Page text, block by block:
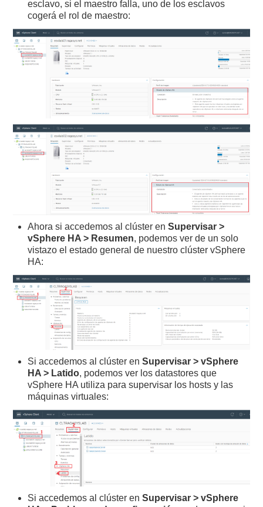
esclavo, si el maestro falla, uno de los esclavos
cogerá el rol de maestro:
Ahora si accedemos al clúster enSupervisar >
vSphere HA > Resumen, podemos ver de un solo
vistazo el estado general de nuestro clúster vSphere
HA:
Si accedemos al clúster enSupervisar > vSphere
HA > Latido, podemos ver los datastores que
vSphere HA utiliza para supervisar los hosts y las
máquinas virtuales:
Si accedemos al clúster enSupervisar > vSphere